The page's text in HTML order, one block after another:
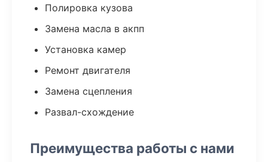
Полировка кузова
Замена масла в акпп
Установка камер
Ремонт двигателя
Замена сцепления
Развал-схождение
Преимущества работы с нами